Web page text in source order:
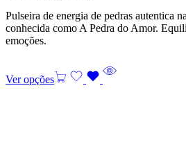
Pulseira de energia de pedras autentica
conhecida como A Pedra do Amor.
emoções.
Ver opções